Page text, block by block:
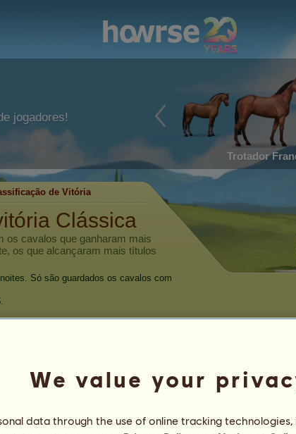
jogadores!
Trotador
de Vitória
Clássica
os cavalos que ganharam mais
os que alcançaram mais títulos
Só são guardados os cavalos com
Não há nada a
Vitórias em corta-
We value your
data through the use of online tracking